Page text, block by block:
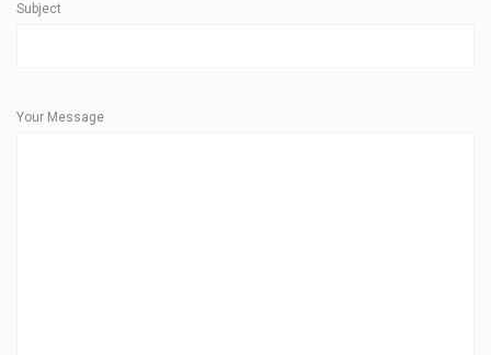
Subject
Your Message